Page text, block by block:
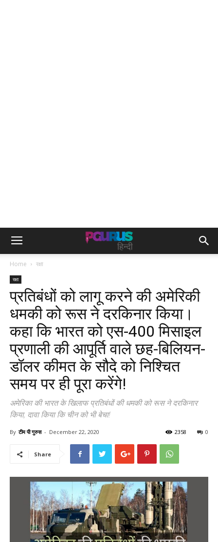
Home रक्षा
रक्षा
प्रतिबंधों को लागू करने की अमेरिकी
धमकी को रूस ने दरकिनार किया।
कहा कि भारत को एस-400 मिसाइल
प्रणाली की आपूर्ति वाले छह-बिलियन-
डॉलर कीमत के सौदे को निश्चित
समय पर ही पूरा करेंगे!
अमेरिका की भारत के खिलाफ प्रतिबंधों की धमकी को रूस ने दरकिनार
किया, दावा किया कि चीन को भी बेचा!
By टीम पी गुरुस - December 22, 2020 0
2358
Share